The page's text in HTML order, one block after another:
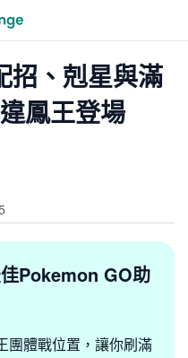
招、剋星與滿
鳳王登場
Pokemon GO助
團體戰位置，讓你刷滿